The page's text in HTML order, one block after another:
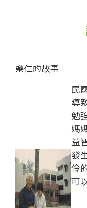
樂仁的故事
民
導
勉
媽
益
發
伶
可